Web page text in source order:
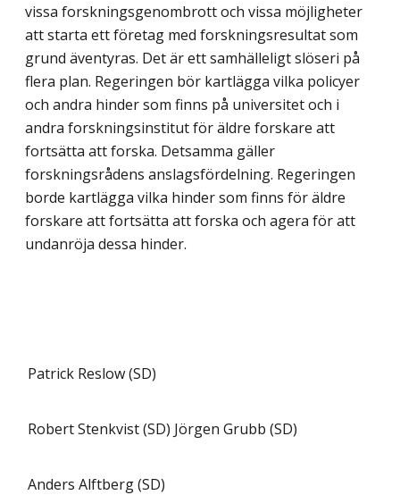
vissa forskningsgenombrott och vissa möjligheter
att starta ett företag med forskningsresultat som
grund äventyras. Det är ett samhälleligt slöseri på
flera plan. Regeringen bör kart­lägga vilka policyer
och andra hinder som finns på universitet och i
andra forsknings­institut för äldre forskare att
fortsätta att forska. Detsamma gäller
forskningsrådens anslagsfördelning. Regeringen
borde kartlägga vilka hinder som finns för äldre
forskare att fortsätta att forska och agera för att
undanröja dessa hinder.
Patrick Reslow (SD)
Robert Stenkvist (SD) Jörgen Grubb (SD)
Anders Alftberg (SD)